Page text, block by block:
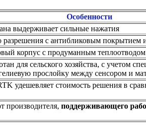
Особенности
выдерживает сильные нажатия
с антибликовым покрытием
корпус с продуманным теплоотводом
для сельского хозяйства, с учетом
прослойку между сенсором и
удешевляет стоимость решения в
производителя, поддерживающего